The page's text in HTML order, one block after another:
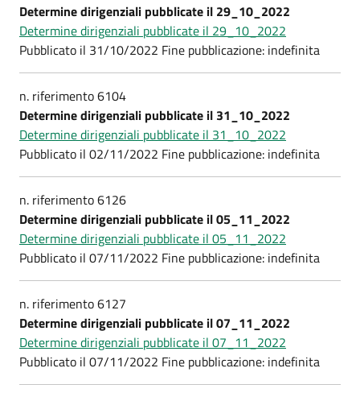
Determine dirigenziali pubblicate il 29_10_2022
Determine dirigenziali pubblicate il 29_10_2022
Pubblicato il 31/10/2022 Fine pubblicazione: indefinita
n. riferimento 6104
Determine dirigenziali pubblicate il 31_10_2022
Determine dirigenziali pubblicate il 31_10_2022
Pubblicato il 02/11/2022 Fine pubblicazione: indefinita
n. riferimento 6126
Determine dirigenziali pubblicate il 05_11_2022
Determine dirigenziali pubblicate il 05_11_2022
Pubblicato il 07/11/2022 Fine pubblicazione: indefinita
n. riferimento 6127
Determine dirigenziali pubblicate il 07_11_2022
Determine dirigenziali pubblicate il 07_11_2022
Pubblicato il 07/11/2022 Fine pubblicazione: indefinita